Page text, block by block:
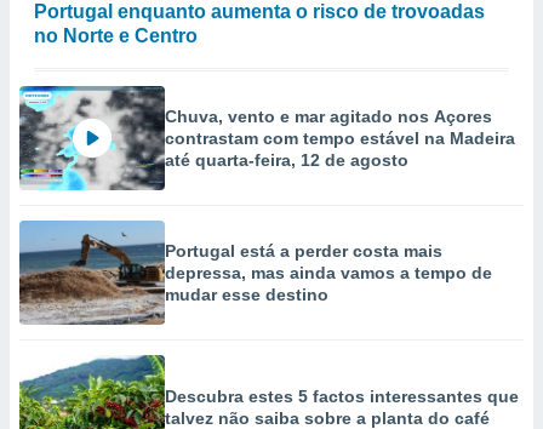
ou aceder
num
para
utilizar
criar
medir
da
medir o
Portugal enquanto aumenta o risco de trovoadas
no Norte e Centro
Chuva, vento e mar agitado nos Açores
contrastam com tempo estável na Madeira
até quarta-feira, 12 de agosto
Portugal está a perder costa mais
depressa, mas ainda vamos a tempo de
mudar esse destino
Descubra estes 5 factos interessantes que
talvez não saiba sobre a planta do café